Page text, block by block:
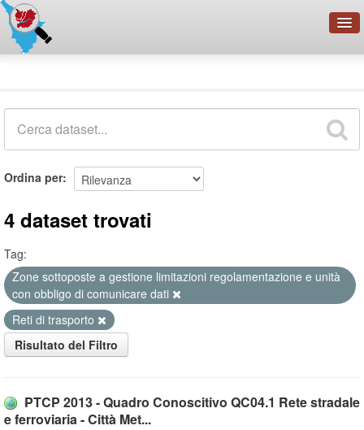
Organizzazioni
Ordina per
4 dataset trovati
Tag:
Zone sottoposte a gestione limitazioni regolamentazione e unità
con obbligo di comunicare dati
Reti di trasporto
Risultato del Filtro
PTCP 2013 - Quadro Conoscitivo QC04.1 Rete stradale
e ferroviaria - Città Met...